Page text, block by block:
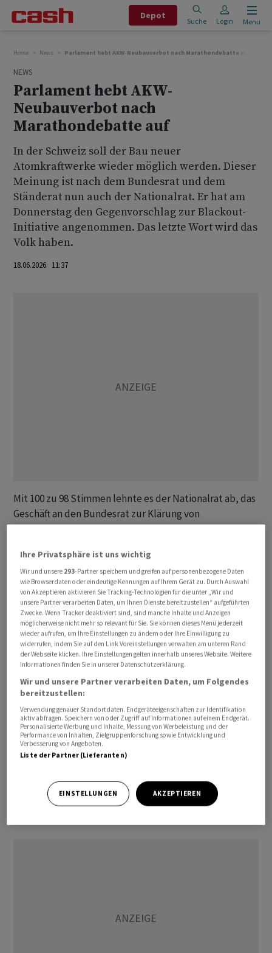
Depot
Suche Login Menu
Home News Parlament hebt AKW-Neubauverbot nach Marathondebatte auf
NEWS
Parlament hebt AKW-
Neubauverbot nach
Marathondebatte auf
In der Schweiz soll der Bau neuer
Atomkraftwerke wieder möglich werden. Dieser
Meinung ist nach dem Bundesrat und dem
Ständerat nun auch der Nationalrat. Er hat am
Donnerstag den Gegenvorschlag zur Blackout-
Initiative angenommen. Das letzte Wort wird das
Volk haben.
18.06.2026 11:37
Mit 100 zu 98 Stimmen lehnte es der Nationalrat ab, das
Geschäft an den Bundesrat zur Klärung von
Finanzierungsfragen zurückzuweisen. Am Montag hatte
Enthaltungen für die Rückweisung gestimmt. Der
Ständerat lehnte dies in der Folge deutlich ab.
Er baute dem Nationalrat eine Brücke, damit die
Vorlage doch noch in der laufenden Session unter Dach
und Fach kommen kann. Die Umwelt-, Energie- und
Raumplanungskommission des Ständerats (Urek-S)
bestellte beim Departement von Energieminister
Albert Rösti einen Bericht, der bis Ende Jahr die
finanziellen Folgen derartiger AKW-Neubauprojekte
skizzieren soll.
Dieser Bericht würde also vorliegen, bevor es zu einer
Volksabstimmung kommen würde. Dies überzeugte
Donnerstag anders abzustimmen als Anfang der Woche.
Damit ist die Vorlage bereit für die
Ihre Privatsphäre ist uns wichtig
Wir und unsere 293-Partner speichern und greifen auf personenbezogene Daten
wie Browserdaten oder eindeutige Kennungen auf Ihrem Gerät zu. Durch Auswahl
von Akzeptieren aktivieren Sie Tracking-Technologien für die unter „Wir und
unsere Partner verarbeiten Daten, um Ihnen Dienste bereitzustellen“ aufgeführten
Zwecke. Wenn Tracker deaktiviert sind, sind manche Inhalte und Anzeigen
möglicherweise nicht mehr so relevant für Sie. Sie können dieses Menü jederzeit
wieder aufrufen, um Ihre Einstellungen zu ändern oder Ihre Einwilligung zu
widerrufen, indem Sie auf den Link Voreinstellungen verwalten am unteren Rand
der Webseite klicken. Ihre Einstellungen gelten innerhalb unseres Website. Weitere
Informationen finden Sie in unserer Datenschutzerklärung.
Wir und unsere Partner verarbeiten Daten, um Folgendes
bereitzustellen:
Verwendung genauer Standortdaten. Endgeräteeigenschaften zur Identifikation
aktiv abfragen. Speichern von oder Zugriff auf Informationen auf einem Endgerät.
Personalisierte Werbung und Inhalte, Messung von Werbeleistung und der
Performance von Inhalten, Zielgruppenforschung sowie Entwicklung und
Verbesserung von Angeboten.
Liste der Partner (Lieferanten)
EINSTELLUNGEN AKZEPTIEREN